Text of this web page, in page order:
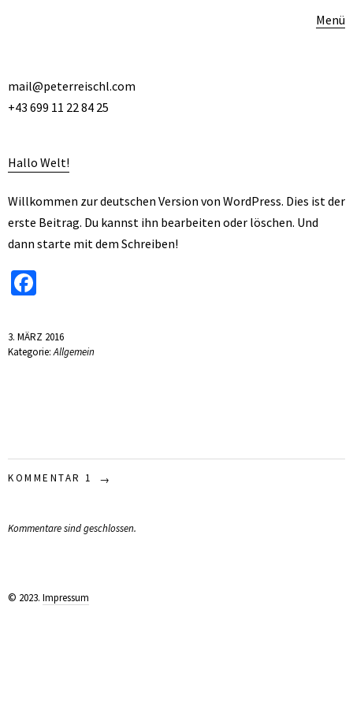
Menü
mail@peterreischl.com
+43 699 11 22 84 25
Hallo Welt!
Willkommen zur deutschen Version von WordPress. Dies ist der
erste Beitrag. Du kannst ihn bearbeiten oder löschen. Und
dann starte mit dem Schreiben!
3. MÄRZ 2016
Kategorie:Allgemein
KOMMENTAR 1
Kommentare sind geschlossen.
© 2023. Impressum